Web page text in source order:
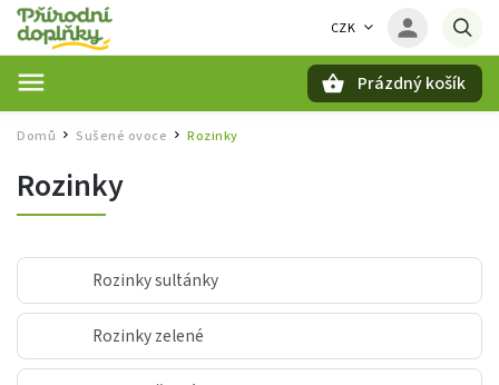
CZK
Prázdný košík
Domů / Sušené ovoce / Rozinky
Rozinky
Rozinky sultánky
Rozinky zelené